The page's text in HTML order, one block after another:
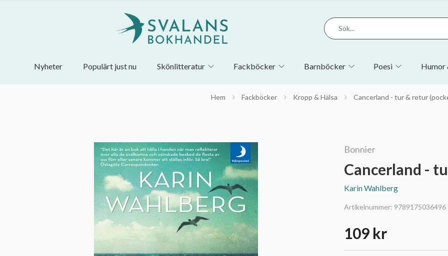
Nyheter Populärt just nu Skönlitteratur Fackböcker Barnböcker Poesi Humor
Hem Fackböcker Kropp & Hälsa Cancerland - tur & retur
Bonnier
Cancerland -
Karin Wahlberg
Artikelnummer: 9789175036496
109 kr